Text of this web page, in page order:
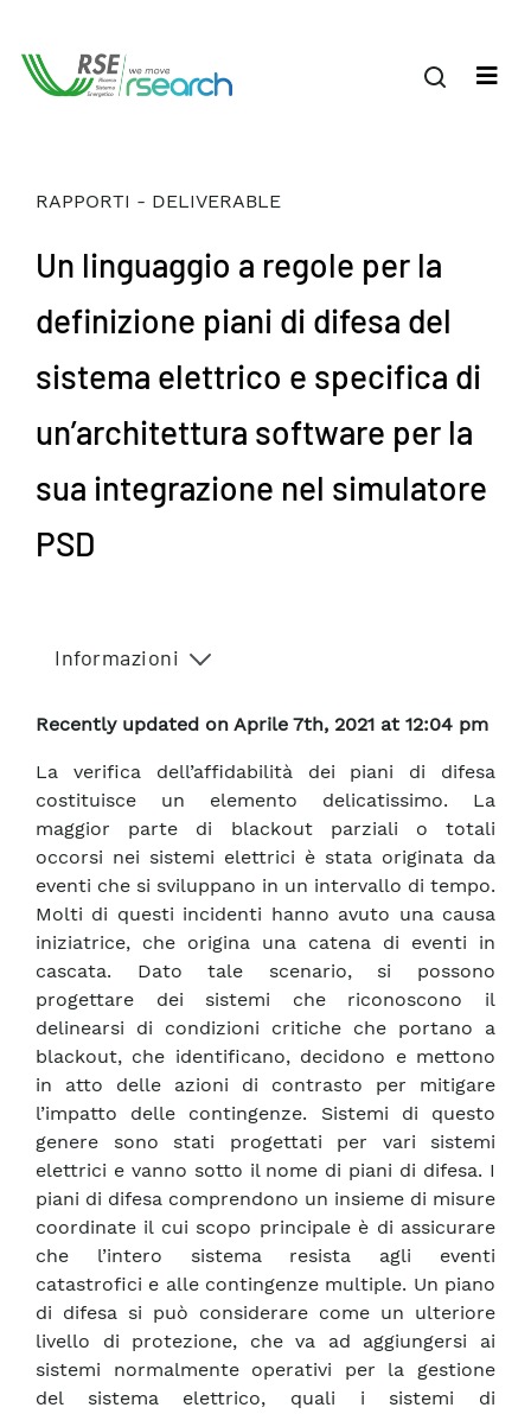
RAPPORTI - DELIVERABLE
Un linguaggio a regole per la
definizione piani di difesa del
sistema elettrico e specifica di
un’architettura software per la
sua integrazione nel simulatore
PSD
Informazioni
Recently updated on Aprile 7th, 2021 at 12:04 pm
La verifica dell’affidabilità dei piani di difesa
costituisce un elemento delicatissimo. La
maggior parte di blackout parziali o totali
occorsi nei sistemi elettrici è stata originata da
eventi che si sviluppano in un intervallo di tempo.
Molti di questi incidenti hanno avuto una causa
iniziatrice, che origina una catena di eventi in
cascata. Dato tale scenario, si possono
progettare dei sistemi che riconoscono il
delinearsi di condizioni critiche che portano a
blackout, che identificano, decidono e mettono
in atto delle azioni di contrasto per mitigare
l’impatto delle contingenze. Sistemi di questo
genere sono stati progettati per vari sistemi
elettrici e vanno sotto il nome di piani di difesa. I
piani di difesa comprendono un insieme di misure
coordinate il cui scopo principale è di assicurare
che l’intero sistema resista agli eventi
catastrofici e alle contingenze multiple. Un piano
di difesa si può considerare come un ulteriore
livello di protezione, che va ad aggiungersi ai
sistemi normalmente operativi per la gestione
del sistema elettrico, quali i sistemi di